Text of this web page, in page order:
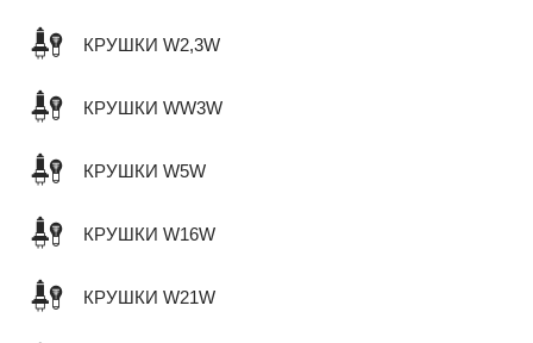
КРУШКИ W2,3W
КРУШКИ WW3W
КРУШКИ W5W
КРУШКИ W16W
КРУШКИ W21W